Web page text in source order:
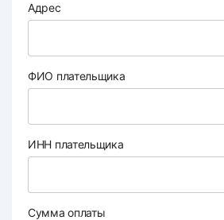
Адрес
ФИО плательщика
ИНН плательщика
Сумма оплаты